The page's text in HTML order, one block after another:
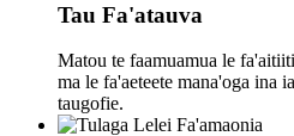
Tau Fa'atauva
Matou te faamuamua le
ma le fa'aeteete mana'oga ina
taugofie.